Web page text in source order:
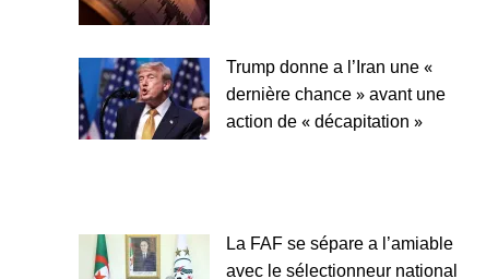
Trump donne a l’Iran une «
dernière chance » avant une
action de « décapitation »
La FAF se sépare a l’amiable
avec le sélectionneur national